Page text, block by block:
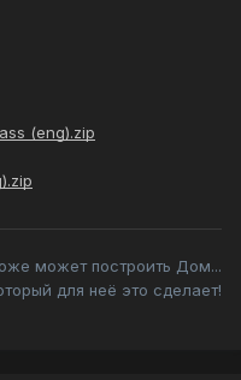
(eng).zip
может построить Дом...
для неё это сделает!